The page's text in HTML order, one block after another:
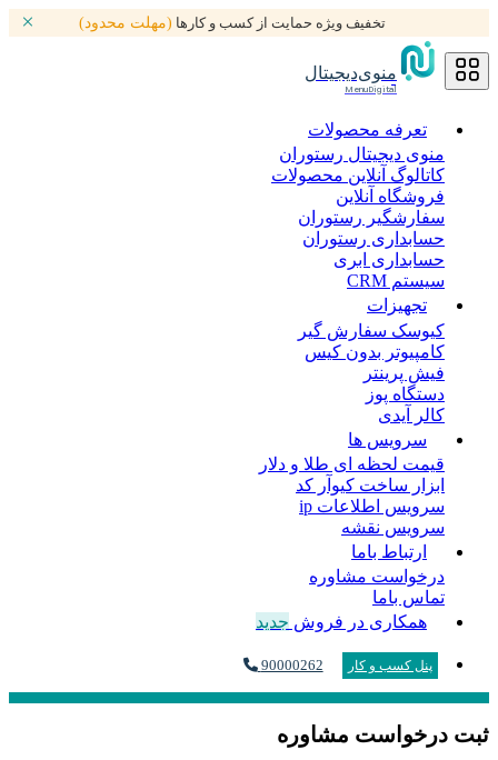
تخفیف ویژه حمایت از کسب و کارها (مهلت محدود)
منوی‌دیجیتال
MenuDigital
تعرفه محصولات
منوی دیجیتال رستوران
کاتالوگ آنلاین محصولات
فروشگاه آنلاین
سفارشگیر رستوران
حسابداری رستوران
حسابداری ابری
سیستم CRM
تجهیزات
کیوسک سفارش گیر
کامپیوتر بدون کیس
فیش پرینتر
دستگاه پوز
کالر آیدی
سرویس ها
قیمت لحظه ای طلا و دلار
ابزار ساخت کیوآر کد
سرویس اطلاعات ip
سرویس نقشه
ارتباط باما
درخواست مشاوره
تماس باما
همکاری در فروش جدید
پنل کسب و کار 90000262
ثبت درخواست مشاوره